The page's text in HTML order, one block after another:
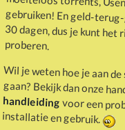
proberen.
Wil je weten hoe je aan
gaan? Bekijk dan onze
handleidingvoor een
installatie en gebruik.
Wat is er gebeurd met
en de vandalisatie van het
Washington Reflecting
DoorVraagbaak
Forumdiscussie: Davey
Former Olympian Denies
Washington Reflecting
Gebruiker: SportFan123